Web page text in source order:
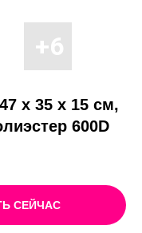
x 35 x 15 см,
600D
СЕЙЧАС